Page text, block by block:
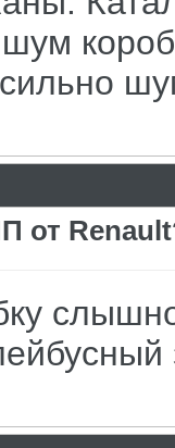
от